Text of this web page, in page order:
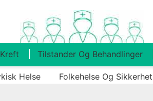
Kreft Tilstander Og Behandlinger
Helse Folkehelse Og Sikkerhet